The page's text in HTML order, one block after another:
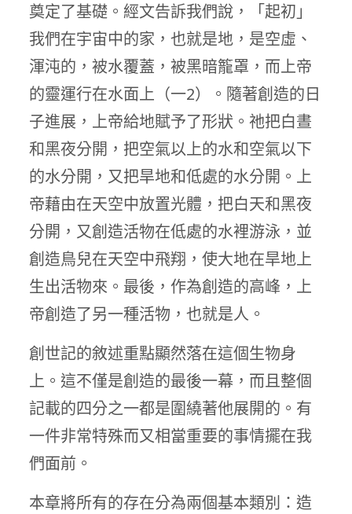
奠定了基礎。經文告訴我們說，「起初」
我們在宇宙中的家，也就是地，是空虛、
渾沌的，被水覆蓋，被黑暗籠罩，而上帝
的靈運行在水面上（一2）。隨著創造的日
子進展，上帝給地賦予了形狀。祂把白晝
和黑夜分開，把空氣以上的水和空氣以下
的水分開，又把旱地和低處的水分開。上
帝藉由在天空中放置光體，把白天和黑夜
分開，又創造活物在低處的水裡游泳，並
創造鳥兒在天空中飛翔，使大地在旱地上
生出活物來。最後，作為創造的高峰，上
帝創造了另一種活物，也就是人。
創世記的敘述重點顯然落在這個生物身
上。這不僅是創造的最後一幕，而且整個
記載的四分之一都是圍繞著他展開的。有
一件非常特殊而又相當重要的事情擺在我
們面前。
本章將所有的存在分為兩個基本類別：造